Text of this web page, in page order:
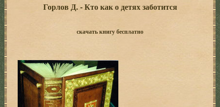
Горлов Д. - Кто как о детях заботится
скачать книгу бесплатно